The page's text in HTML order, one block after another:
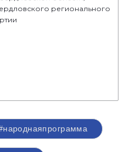
регионального